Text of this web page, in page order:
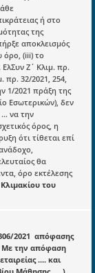
ή στο
της
αποκλεισμός
(iii) το
Ζ΄ Κλιμ. πρ.
πρ. 32/2021, 254,
1/2021 πράξη της
Εσωτερικών), δεν
… να την
όρος, η
ότι τίθεται επί
θα
όρο εκτέλεσης
του
2021 απόφασης
Με την απόφαση
.... και